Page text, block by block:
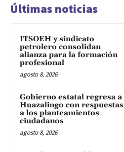
Últimas noticias
ITSOEH y sindicato
petrolero consolidan
alianza para la formación
profesional
agosto 8, 2026
Gobierno estatal regresa a
Huazalingo con respuestas
a los planteamientos
ciudadanos
agosto 8, 2026